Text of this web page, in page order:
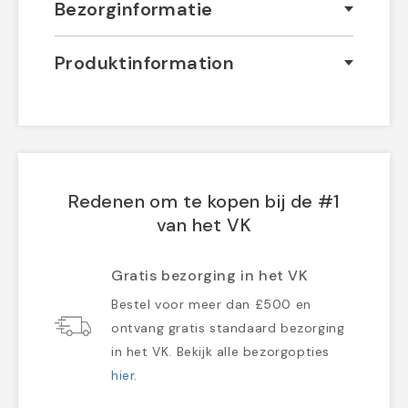
Bezorginformatie
Produktinformation
Redenen om te kopen bij de #1
van het VK
Gratis bezorging in het VK
Bestel voor meer dan £500 en
ontvang gratis standaard bezorging
in het VK. Bekijk alle bezorgopties
hier.